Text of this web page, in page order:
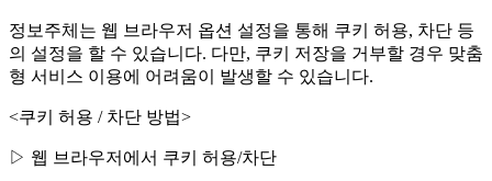
정보주체는 웹 브라우저 옵션 설정을 통해 쿠키 허용, 차단 등
의 설정을 할 수 있습니다. 다만, 쿠키 저장을 거부할 경우 맞춤
형 서비스 이용에 어려움이 발생할 수 있습니다.
<쿠키 허용 / 차단 방법>
▷ 웹 브라우저에서 쿠키 허용/차단